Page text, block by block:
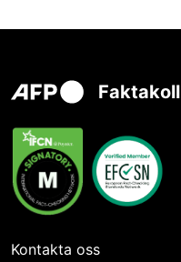
Faktakoll
Kontakta oss